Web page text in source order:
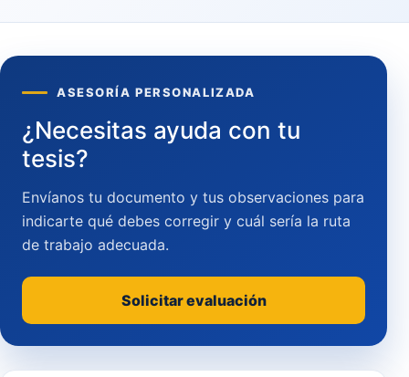
ASESORÍA PERSONALIZADA
¿Necesitas ayuda con tu
tesis?
Envíanos tu documento y tus observaciones para
indicarte qué debes corregir y cuál sería la ruta
de trabajo adecuada.
Solicitar evaluación